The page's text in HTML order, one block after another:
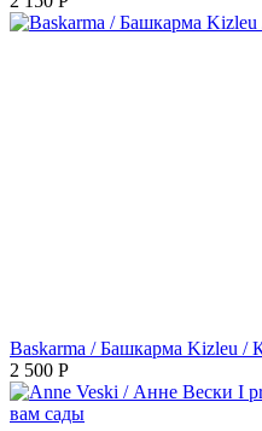
Baskarma / Башкарма Kizleu /
2 500 Р